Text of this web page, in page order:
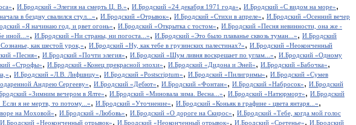
, И.Бродский «Элегия на смерть Ц. В.», И.Бродский «24 декабря 1971 года», И.Бродский «С видом на море»,
в бездну свалился стул...», И.Бродский «Отрывок», И.Бродский «Стихи в апреле», И.Бродский «Осенний вечер
«Я начинаю год, и рвет огонь», И.Бродский «Открытка с тостом», И.Бродский «Песня невинности, она же -
иной...», И.Бродский «Ни страны, ни погоста...», И.Бродский «Это было плаванье сквозь туман...», И.Бродский
как шестой урок,», И.Бродский «Ну, как тебе в грузинских палестинах?», И.Бродский «Неоконченный
«Песня», И.Бродский «Почти элегия», И.Бродский «Шум ливня воскрешает по углам...», И.Бродский «Одному
«Строфы», И.Бродский «Конец прекрасной эпохи», И.Бродский «Дидона и Эней», И.Бродский «Бабочка»,
, И.Бродский «Л.В. Лифшицу», И.Бродский «Postscriptum», И.Бродский «Пилигримы», И.Бродский «Сумев
Андрею Сергееву», И.Бродский «Дебют», И.Бродский «Фонтан», И.Бродский «Набросок», И.Бродский
«Зимним вечером в Ялте», И.Бродский «Миновала зима. Весна...», И.Бродский «Натюрморт», И.Бродский
я не мертв, то потому...», И.Бродский «Уточнение», И.Бродский «Коньяк в графине - цвета янтаря...»,
на Моховой», И.Бродский «Любовь», И.Бродский «О дороге на Скирос», И.Бродский «Тебе, когда мой голос
И.Бродский «Неоконченный отрывок», И.Бродский «Неоконченный отрывок», И.Бродский «Сретенье», И.Бродский